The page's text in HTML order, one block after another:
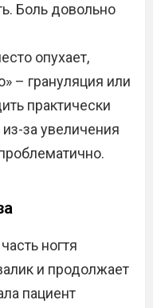
Боль довольно
опухает,
– грануляция или
практически
за увеличения
ногтя
и продолжает
пациент